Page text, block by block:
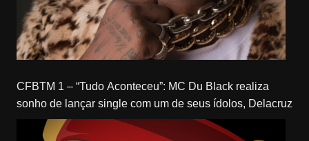
CFBTM 1 – “Tudo Aconteceu”: MC Du Black realiza
sonho de lançar single com um de seus ídolos, Delacruz